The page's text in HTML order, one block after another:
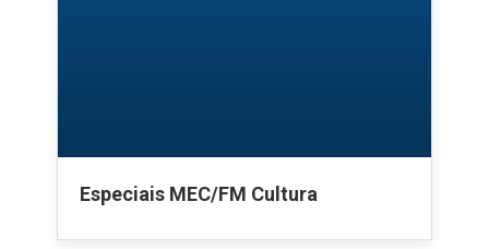
Especiais MEC/FM Cultura